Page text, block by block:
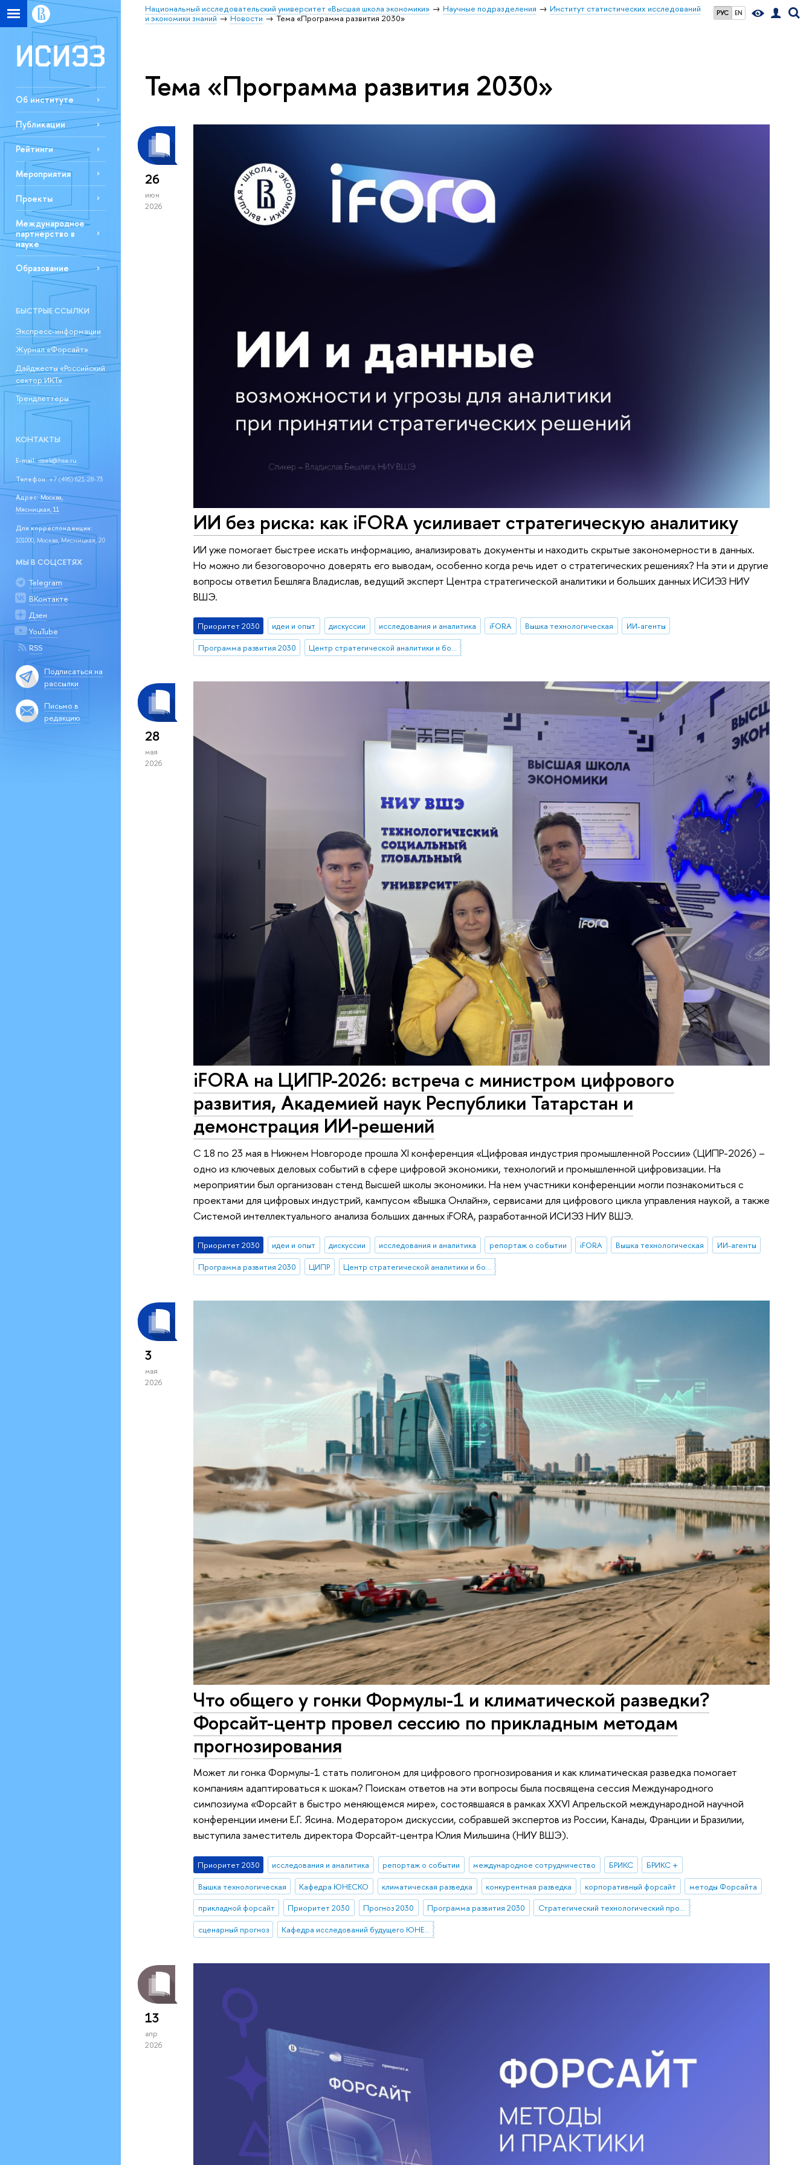
РУС EN
Национальный исследовательский университет «Высшая школа экономики» Научные подразделения
Институт статистических исследований
и экономики знаний
Новости Тема «Программа развития 2030»
Об институте
Публикации
Рейтинги
Мероприятия
Проекты
Международное
партнерство в
науке
Образование
БЫСТРЫЕ ССЫЛКИ
Экспресс-информации
Журнал «Форсайт»
Дайджесты «Российский
сектор ИКТ»
Трендлеттеры
КОНТАКТЫ
E-mail:issek@hse.ru
Телефон:+7 (495) 621-28-73
Адрес: Москва,
Мясницкая, 11
Для корреспонденции:
101000, Москва, Мясницкая, 20
МЫ В СОЦСЕТЯХ
Telegram
ВКонтакте
Дзен
YouTube
RSS
Подписаться на
рассылки
Письмо в
редакцию
Тема «Программа развития 2030»
26
июн
2026
ИИ без риска: как iFORA усиливает стратегическую аналитику
ИИ уже помогает быстрее искать информацию, анализировать документы и находить скрытые закономерности в данных.
Но можно ли безоговорочно доверять его выводам, особенно когда речь идет о стратегических решениях? На эти и другие
вопросы ответил Бешляга Владислав, ведущий эксперт Центра стратегической аналитики и больших данных ИСИЭЗ НИУ
ВШЭ.
Приоритет 2030 идеи и опыт дискуссии исследования и аналитика iFORA Вышка технологическая
ИИ-агенты
Программа развития 2030
Центр стратегической аналитики и больших данных
28
мая
2026
iFORA на ЦИПР-2026: встреча с министром цифрового
развития, Академией наук Республики Татарстан и
демонстрация ИИ-решений
С 18 по 23 мая в Нижнем Новгороде прошла XI конференция «Цифровая индустрия промышленной России» (ЦИПР-2026) –
одно из ключевых деловых событий в сфере цифровой экономики, технологий и промышленной цифровизации. На
мероприятии был организован стенд Высшей школы экономики. На нем участники конференции могли познакомиться с
проектами для цифровых индустрий, кампусом «Вышка Онлайн», сервисами для цифрового цикла управления наукой, а также
Системой интеллектуального анализа больших данных iFORA, разработанной ИСИЭЗ НИУ ВШЭ.
Приоритет 2030 идеи и опыт дискуссии исследования и аналитика репортаж о событии iFORA Вышка технологическая
ИИ-агенты
Программа развития 2030
ЦИПР Центр стратегической аналитики и больших данных
3
мая
2026
Что общего у гонки Формулы-1 и климатической разведки?
Форсайт-центр провел сессию по прикладным методам
прогнозирования
Может ли гонка Формулы-1 стать полигоном для цифрового прогнозирования и как климатическая разведка помогает
компаниям адаптироваться к шокам? Поискам ответов на эти вопросы была посвящена сессия Международного
симпозиума «Форсайт в быстро меняющемся мире», состоявшаяся в рамках XXVI Апрельской международной научной
конференции имени Е.Г. Ясина. Модератором дискуссии, собравшей экспертов из России, Канады, Франции и Бразилии,
выступила заместитель директора Форсайт-центра Юлия Мильшина (НИУ ВШЭ).
Приоритет 2030 исследования и аналитика репортаж о событии международное сотрудничество БРИКС
БРИКС +
Вышка технологическая
Кафедра ЮНЕСКО климатическая разведка конкурентная разведка корпоративный форсайт
методы Форсайта
прикладной форсайт
Приоритет 2030 Прогноз 2030 Программа развития 2030
Стратегический технологический проект «Национальный центр социально-экономического и научно-технологического прогнозирования»
сценарный прогноз
Кафедра исследований будущего ЮНЕСКО
13
апр
2026